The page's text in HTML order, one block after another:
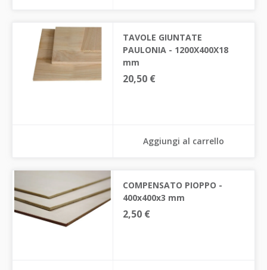
TAVOLE GIUNTATE
PAULONIA - 1200X400X18
mm
20,50 €
Aggiungi al carrello
COMPENSATO PIOPPO -
400x400x3 mm
2,50 €